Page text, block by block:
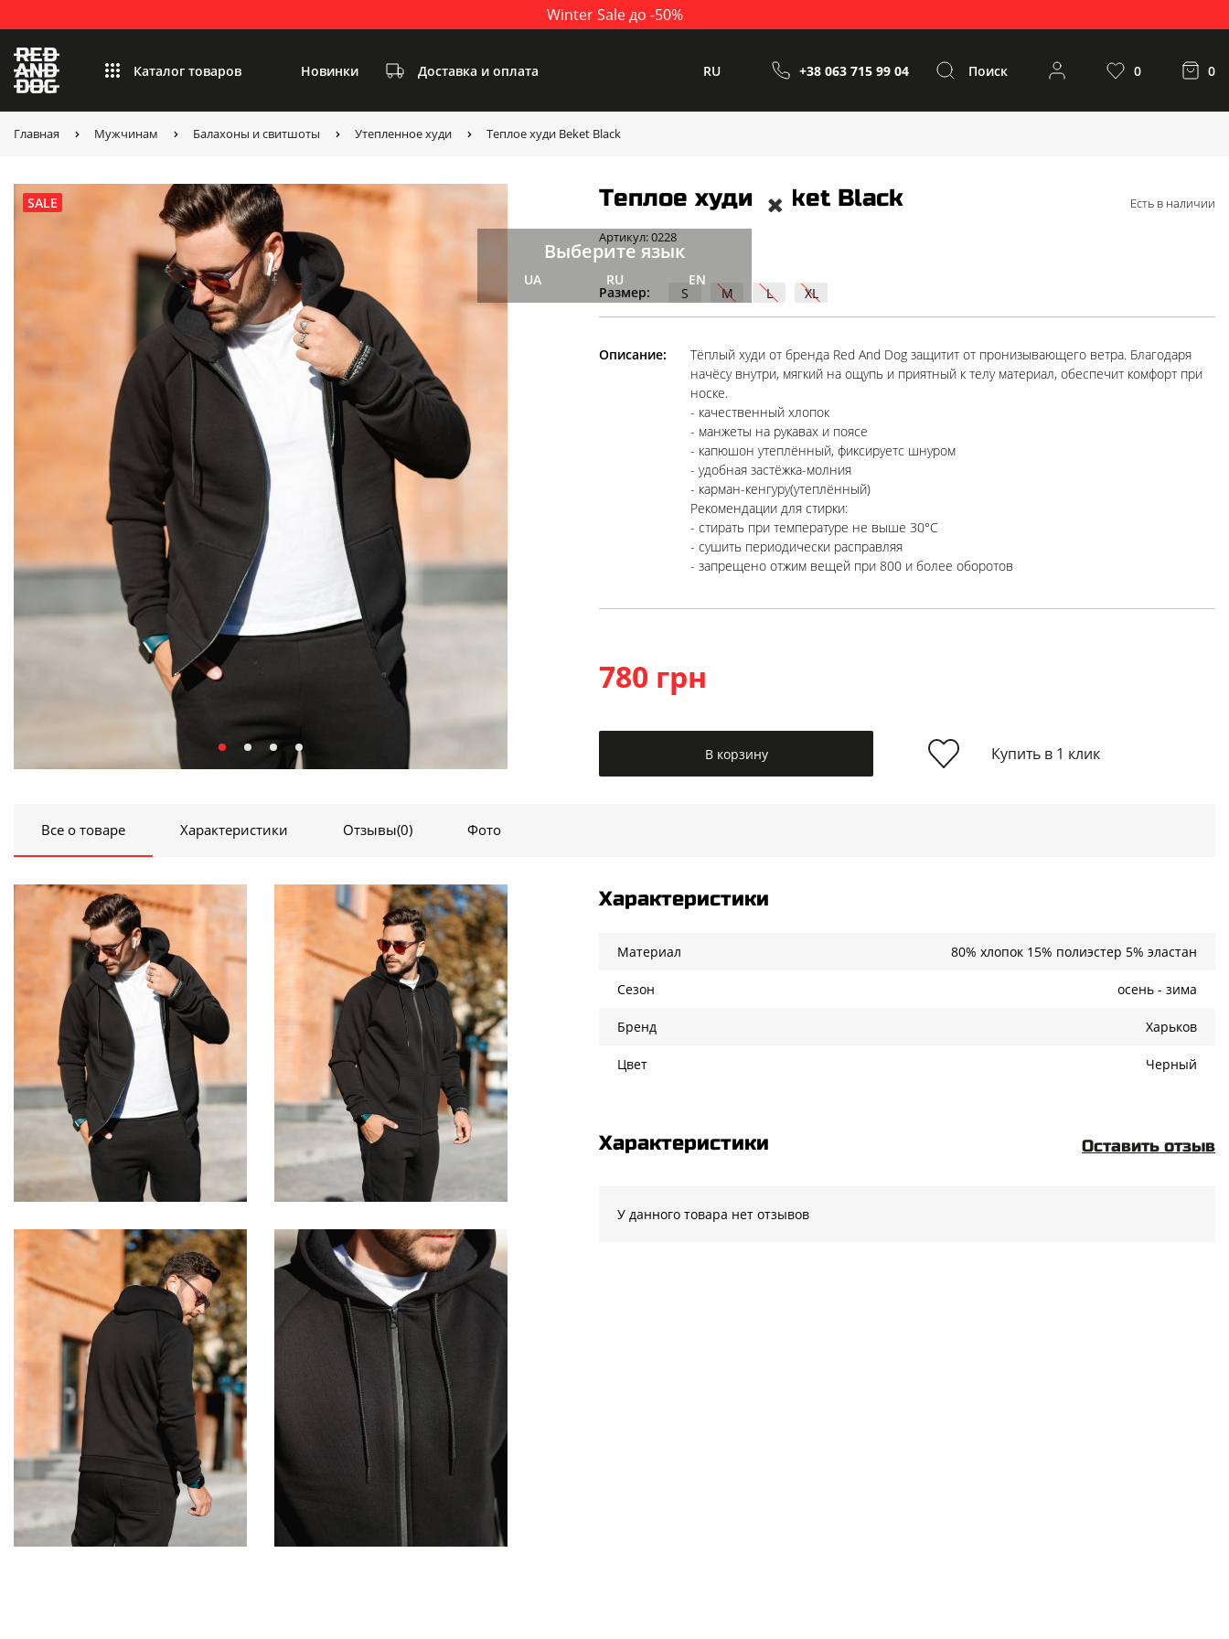
Winter Sale до -50%
Каталог товаров Новинки Доставка и оплата RU +38 063 715 99 04 Поиск 0 0
Главная Мужчинам Балахоны и свитшоты Утепленное худи Теплое худи Beket Black
SALE Теплое худи Beket Black Есть в наличии
Артикул: 0228
Размер: S M L XL
Описание:
Тёплый худи от бренда Red And Dog защитит от пронизывающего ветра. Благодаря
начёсу внутри, мягкий на ощупь и приятный к телу материал, обеспечит комфорт при
носке.
- качественный хлопок
- манжеты на рукавах и поясе
- капюшон утеплённый, фиксируетс шнуром
- удобная застёжка-молния
- карман-кенгуру(утеплённый)
Рекомендации для стирки:
- стирать при температуре не выше 30°C
- сушить периодически расправляя
- запрещено отжим вещей при 800 и более оборотов
780 грн
В корзину Купить в 1 клик
Все о товаре Характеристики Отзывы(0) Фото
Характеристики
Материал 80% хлопок 15% полиэстер 5% эластан
Сезон осень - зима
Бренд Харьков
Цвет Черный
Характеристики Оставить отзыв
У данного товара нет отзывов
Выберите язык
UA RU EN